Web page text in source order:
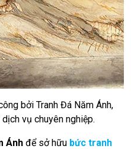
bởi Tranh Đá Năm Ánh,
vụ chuyên nghiệp.
Ánh để sở hữu bức tranh